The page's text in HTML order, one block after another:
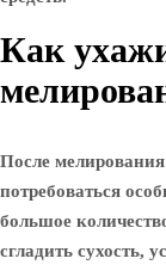
Как
После
потребоваться
большое
сгладить сухость,